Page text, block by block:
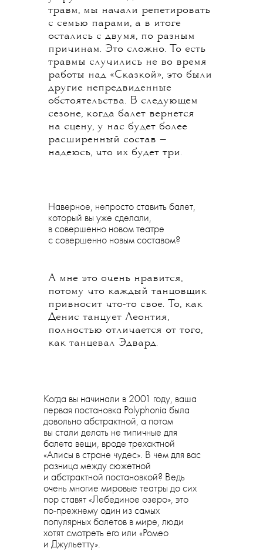
травм, мы начали репетировать
с семью парами, а в итоге
остались с двумя, по разным
причинам. Это сложно. То есть
травмы случились не во время
работы над «Сказкой», это были
другие непредвиденные
обстоятельства. В следующем
сезоне, когда балет вернется
на сцену, у нас будет более
расширенный состав —
надеюсь, что их будет три.
Наверное, непросто ставить балет,
который вы уже сделали,
в совершенно новом театре
с совершенно новым составом?
А мне это очень нравится,
потому что каждый танцовщик
привносит что-то свое. То, как
Денис танцует Леонтия,
полностью отличается от того,
как танцевал Эдвард.
Когда вы начинали в 2001 году, ваша
первая постановка Polyphonia была
довольно абстрактной, а потом
вы стали делать не типичные для
балета вещи, вроде трехактной
«Алисы в стране чудес». В чем для вас
разница между сюжетной
и абстрактной постановкой? Ведь
очень многие мировые театры до сих
пор ставят «Лебединое озеро», это
по-прежнему один из самых
популярных балетов в мире, люди
хотят смотреть его или «Ромео
и Джульетту».